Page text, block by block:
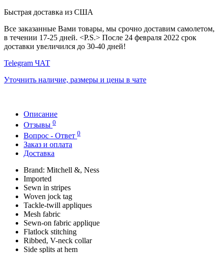
Быстрая доставка из США
Все заказанные Вами товары, мы срочно доставим самолетом,
в течении 17-25 дней. <P.S.> После 24 февраля 2022 срок
доставки увеличился до 30-40 дней!
Telegram ЧАТ
Уточнить наличие, размеры и цены в чате
Описание
Отзывы 0
Вопрос - Ответ 0
Заказ и оплата
Доставка
Brand: Mitchell &, Ness
Imported
Sewn in stripes
Woven jock tag
Tackle-twill appliques
Mesh fabric
Sewn-on fabric applique
Flatlock stitching
Ribbed, V-neck collar
Side splits at hem